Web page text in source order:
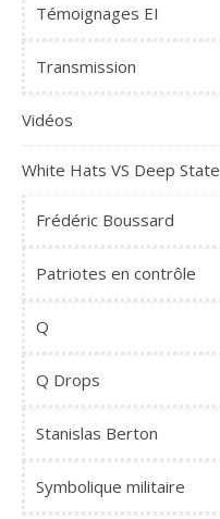
Témoignages EI
Transmission
Vidéos
White Hats VS Deep State
Frédéric Boussard
Patriotes en contrôle
Q
Q Drops
Stanislas Berton
Symbolique militaire